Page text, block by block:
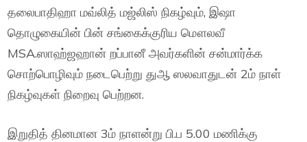
தலைபாதிஹா மவ்லித் மஜ்லிஸ் நிகழ்வும், இஷா
தொழுகையின் பின் சங்கைக்குரிய மௌலவீ
MSA.ஸாஹ்ஜஹான் றப்பானீ அவர்களின் சன்மார்க்க
சொற்பொழிவும் நடைபெற்று துஆ ஸலவாதுடன் 2ம் நாள்
நிகழ்வுகள் நிறைவு பெற்றன.
இறுதித் தினமான 3ம் நாளன்று பி.ப 5.00 மணிக்கு